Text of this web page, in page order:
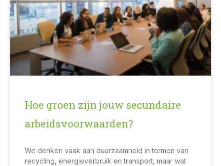
Hoe groen zijn jouw secundaire
arbeidsvoorwaarden?
We denken vaak aan duurzaamheid in termen van
recycling, energieverbruik en transport, maar wat